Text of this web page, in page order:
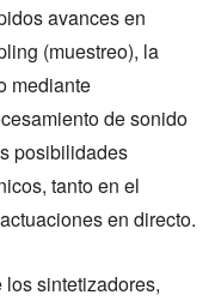
avances en
(muestreo), la
mediante
de sonido
posibilidades
tanto en el
en directo.
sintetizadores,